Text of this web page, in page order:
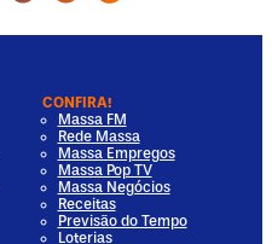
CONFIRA!
Massa FM
Rede Massa
Massa Empregos
Massa Pop TV
Massa Negócios
Receitas
Previsão do Tempo
Loterias